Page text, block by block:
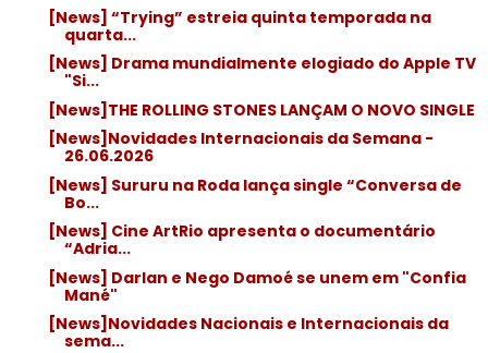
[News] “Trying” estreia quinta temporada na
quarta...
[News] Drama mundialmente elogiado do Apple TV
"Si...
[News]THE ROLLING STONES LANÇAM O NOVO SINGLE
[News]Novidades Internacionais da Semana -
26.06.2026
[News] Sururu na Roda lança single “Conversa de
Bo...
[News] Cine ArtRio apresenta o documentário
“Adria...
[News] Darlan e Nego Damoé se unem em "Confia
Mané"
[News]Novidades Nacionais e Internacionais da
sema...